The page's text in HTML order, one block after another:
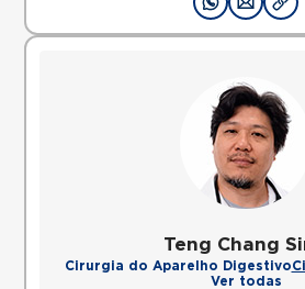
Teng Chang
Cirurgia do Aparelho Digestivo
Ver todas